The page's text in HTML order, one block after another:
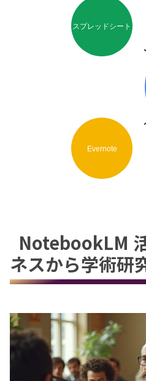
スプレッドシート
Evernote
NotebookLM
ネスから学術研